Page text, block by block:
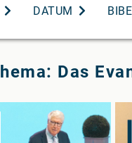
DATUM
Das